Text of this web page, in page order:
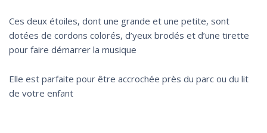
Ces deux étoiles, dont une grande et une petite, sont
dotées de cordons colorés, d’yeux brodés et d’une tirette
pour faire démarrer la musique
Elle est parfaite pour être accrochée près du parc ou du lit
de votre enfant